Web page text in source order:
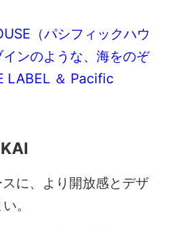
（パシフィックハウ
ンのような、海をのぞ
LABEL ＆ Pacific
に、より開放感とデザ
。